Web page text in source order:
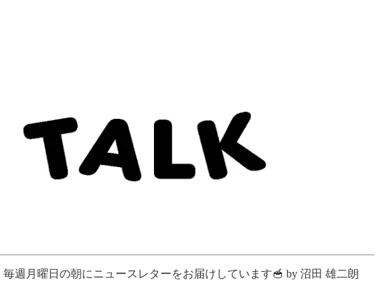
週月曜日の朝にニュースレターをお届けしています🥣 by 沼田 雄二朗